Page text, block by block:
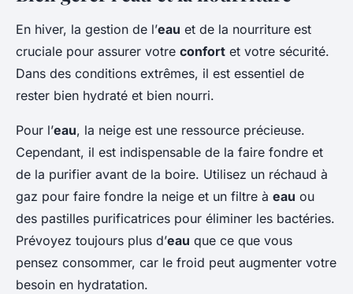
En hiver, la gestion de l’eau et de la nourriture est
cruciale pour assurer votre confort et votre sécurité.
Dans des conditions extrêmes, il est essentiel de
rester bien hydraté et bien nourri.
Pour l’eau, la neige est une ressource précieuse.
Cependant, il est indispensable de la faire fondre et
de la purifier avant de la boire. Utilisez un réchaud à
gaz pour faire fondre la neige et un filtre à eau ou
des pastilles purificatrices pour éliminer les bactéries.
Prévoyez toujours plus d’eau que ce que vous
pensez consommer, car le froid peut augmenter votre
besoin en hydratation.